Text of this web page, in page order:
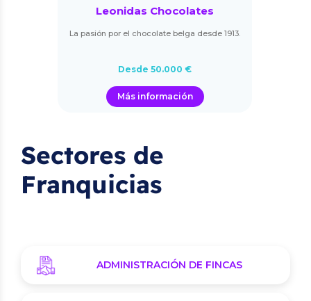
Leonidas Chocolates
La pasión por el chocolate belga desde 1913.
Desde 50.000 €
Más información
Sectores de
Franquicias
ADMINISTRACIÓN DE FINCAS